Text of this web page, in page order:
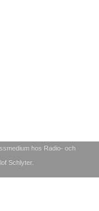
hos Radio- och
Schlyter.